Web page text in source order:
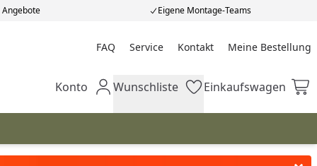
Eigene Montage-Teams
FAQ Service Kontakt Meine Bestellung
Meine Bestellung
Mein Konto
Konto Wunschliste
Wunschliste Einkaufswagen
Einkaufswagen